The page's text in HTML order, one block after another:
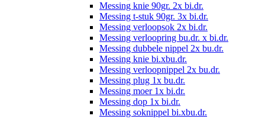
Messing knie 90gr. 2x bi.dr.
Messing t-stuk 90gr. 3x bi.dr.
Messing verloopsok 2x bi.dr.
Messing verloopring bu.dr. x bi.dr.
Messing dubbele nippel 2x bu.dr.
Messing knie bi.xbu.dr.
Messing verloopnippel 2x bu.dr.
Messing plug 1x bu.dr.
Messing moer 1x bi.dr.
Messing dop 1x bi.dr.
Messing soknippel bi.xbu.dr.